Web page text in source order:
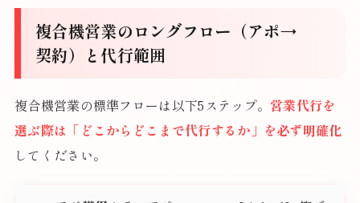
複合機営業のロングフロー（アポ→
契約）と代行範囲
複合機営業の標準フローは以下5ステップ。 営業代行を
選ぶ際は「どこからどこまで代行するか」を必ず明確化
してください。